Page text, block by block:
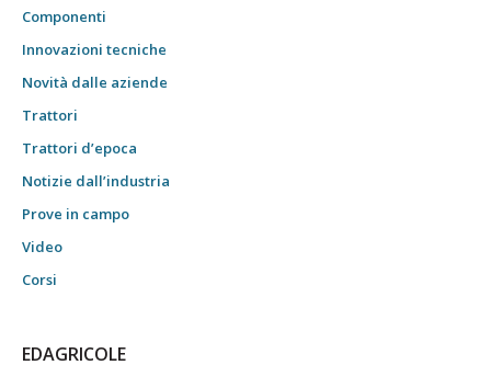
Componenti
Innovazioni tecniche
Novità dalle aziende
Trattori
Trattori d’epoca
Notizie dall’industria
Prove in campo
Video
Corsi
EDAGRICOLE